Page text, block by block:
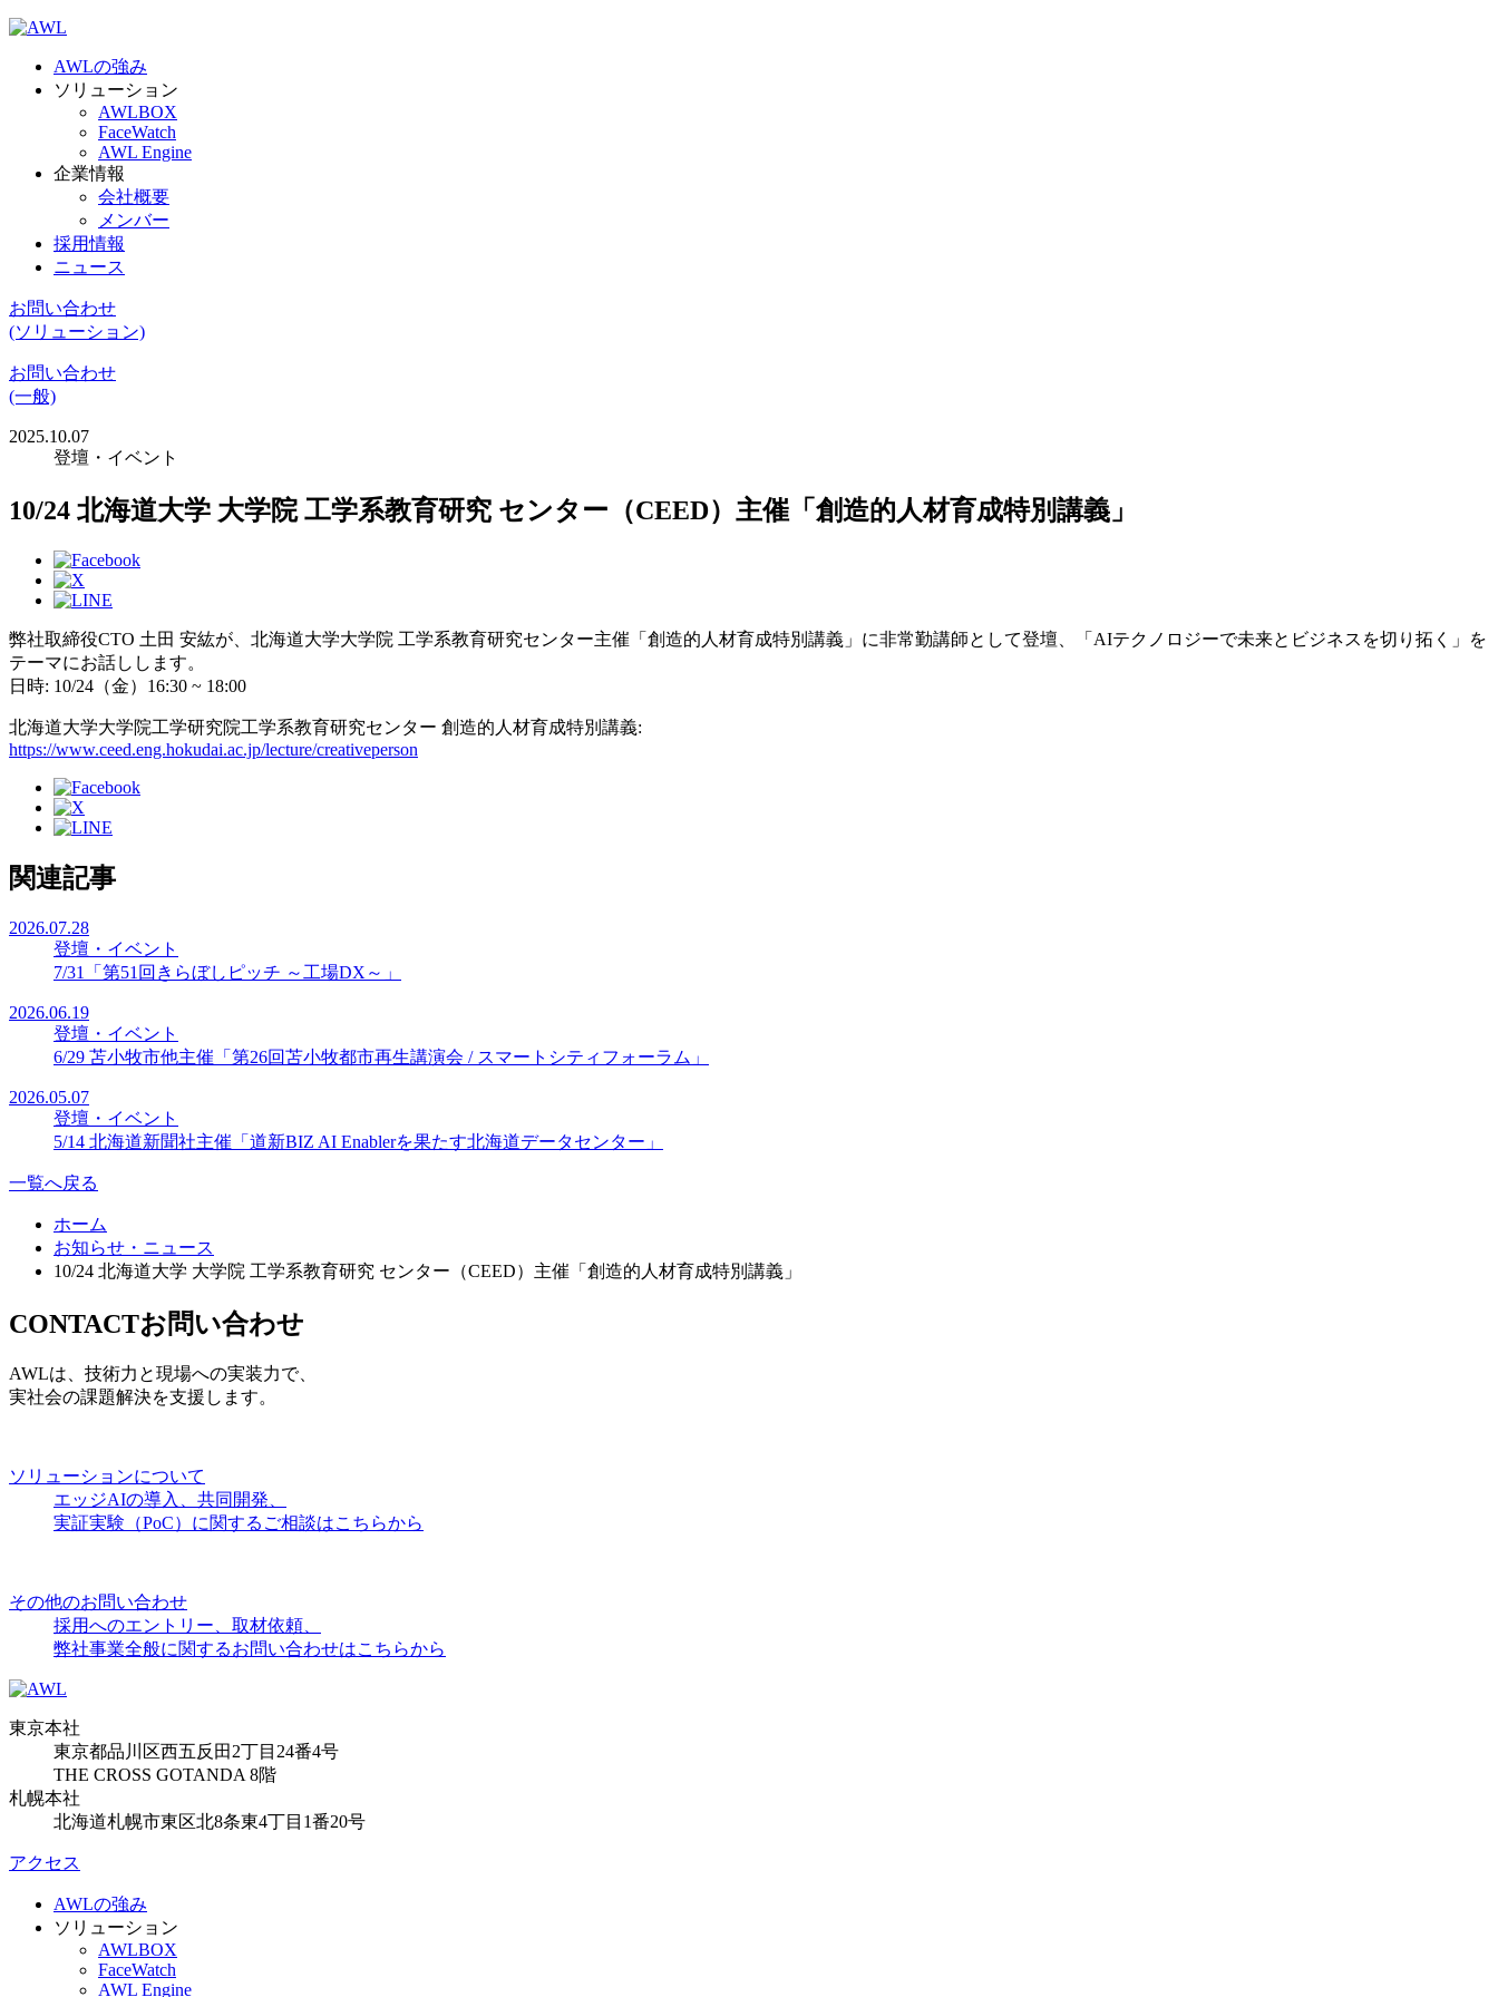
AWLの強み
ソリューション
AWLBOX
FaceWatch
AWL Engine
企業情報
会社概要
メンバー
採用情報
ニュース
お問い合わせ
(ソリューション)
お問い合わせ
(一般)
2025.10.07
登壇・イベント
10/24 北海道大学 大学院 工学系教育研究 センター（CEED）主催「創造的⼈材育成特別講義」
弊社取締役CTO 土田 安紘が、北海道大学大学院 工学系教育研究センター主催「創造的⼈材育成特別講義」に非常勤講師として登壇、「AIテクノロジーで未来とビジネスを切り拓く」を
テーマにお話しします。
日時: 10/24（⾦）16:30 ~ 18:00
北海道大学大学院工学研究院工学系教育研究センター 創造的人材育成特別講義:
https://www.ceed.eng.hokudai.ac.jp/lecture/creativeperson
関連記事
2026.07.28
登壇・イベント
7/31「第51回きらぼしピッチ ～工場DX～」
2026.06.19
登壇・イベント
6/29 苫小牧市他主催「第26回苫小牧都市再生講演会 / スマートシティフォーラム」
2026.05.07
登壇・イベント
5/14 北海道新聞社主催「道新BIZ AI Enablerを果たす北海道データセンター」
一覧へ戻る
ホーム
お知らせ・ニュース
10/24 北海道大学 大学院 工学系教育研究 センター（CEED）主催「創造的⼈材育成特別講義」
CONTACTお問い合わせ
AWLは、技術力と現場への実装力で、
実社会の課題解決を支援します。
ソリューションについて
エッジAIの導入、共同開発、
実証実験（PoC）に関するご相談はこちらから
その他のお問い合わせ
採用へのエントリー、取材依頼、
弊社事業全般に関するお問い合わせはこちらから
東京本社
東京都品川区西五反田2丁目24番4号
THE CROSS GOTANDA 8階
札幌本社
北海道札幌市東区北8条東4丁目1番20号
アクセス
AWLの強み
ソリューション
AWLBOX
FaceWatch
AWL Engine